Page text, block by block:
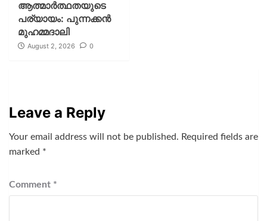
ആത്മാർത്ഥതയുടെ
പര്യായം: പുന്നക്കൻ
മുഹമ്മദാലി
August 2, 2026 0
Leave a Reply
Your email address will not be published. Required fields are
marked *
Comment *